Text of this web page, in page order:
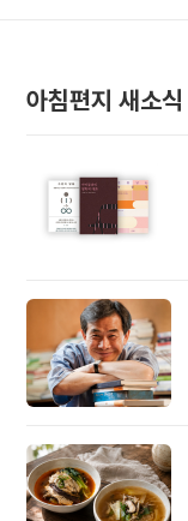
아침편지 새소식